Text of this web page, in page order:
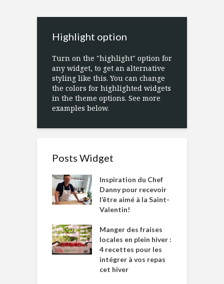
Highlight option
Turn on the "highlight" option for
any widget, to get an alternative
styling like this. You can change
the colors for highlighted widgets
in the theme options. See more
examples below.
Posts Widget
Inspiration du Chef
Danny pour recevoir
l’être aimé à la Saint-
Valentin!
Manger des fraises
locales en plein hiver :
4 recettes pour les
intégrer à vos repas
cet hiver